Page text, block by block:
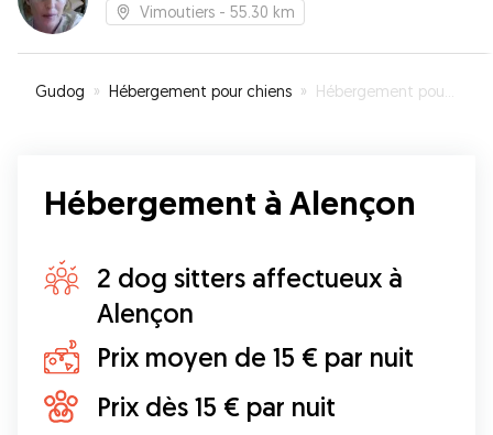
Vimoutiers - 55.30 km
Gudog » Hébergement pour chiens » Hébergement pour votre chien à Alençon
Hébergement à Alençon
2 dog sitters affectueux à
Alençon
Prix moyen de 15 € par nuit
Prix dès 15 € par nuit